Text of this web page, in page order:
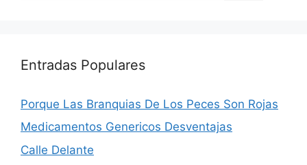
Entradas Populares
Porque Las Branquias De Los Peces Son Rojas
Medicamentos Genericos Desventajas
Calle Delante